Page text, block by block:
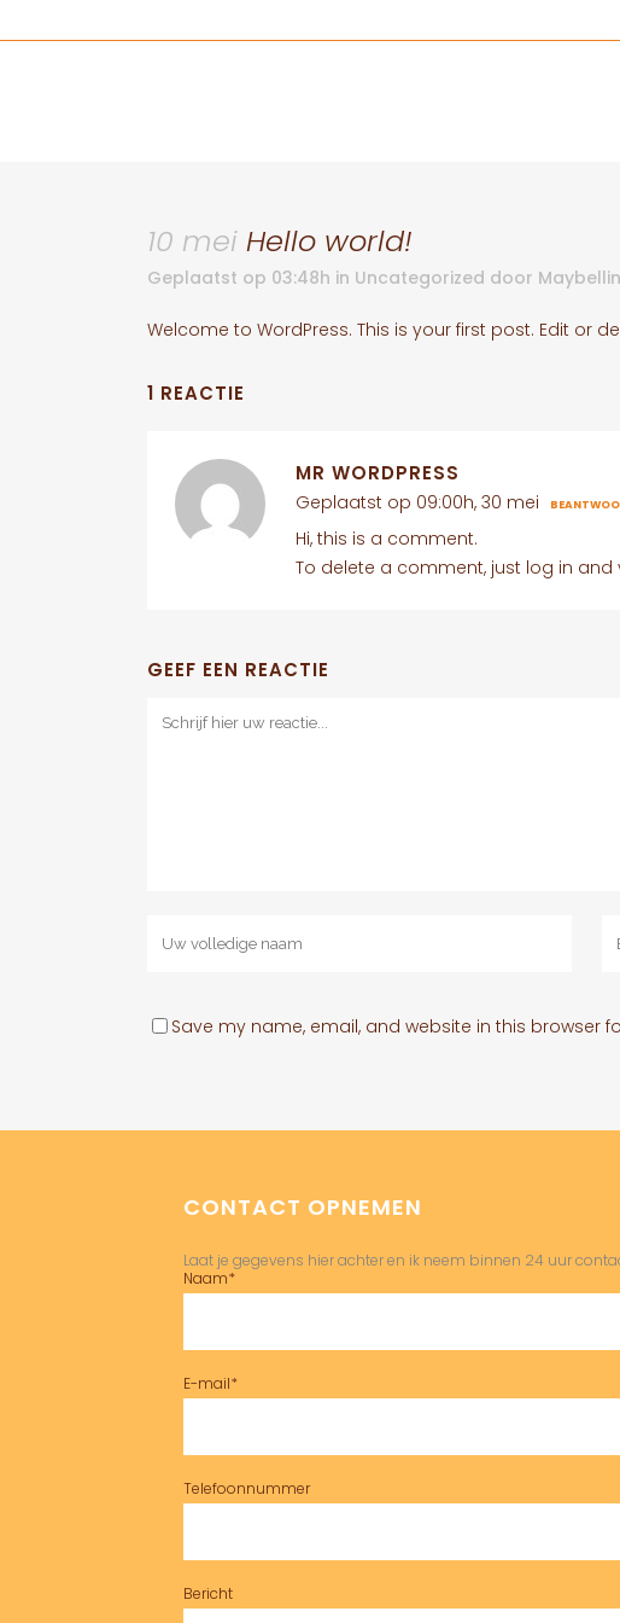
10 mei Hello world!
Geplaatst op 03:48h in Uncategorized door
Welcome to WordPress. This is your first post. Edit or
1 REACTIE
MR WORDPRESS
Geplaatst op 09:00h, 30 mei
Hi, this is a comment.
To delete a comment, just log in
GEEF EEN REACTIE
Save my name, email, and website in this browser
CONTACT OPNEMEN
Laat je gegevens hier achter en ik neem binnen 24 uur
Naam*
E-mail*
Telefoonnummer
Bericht